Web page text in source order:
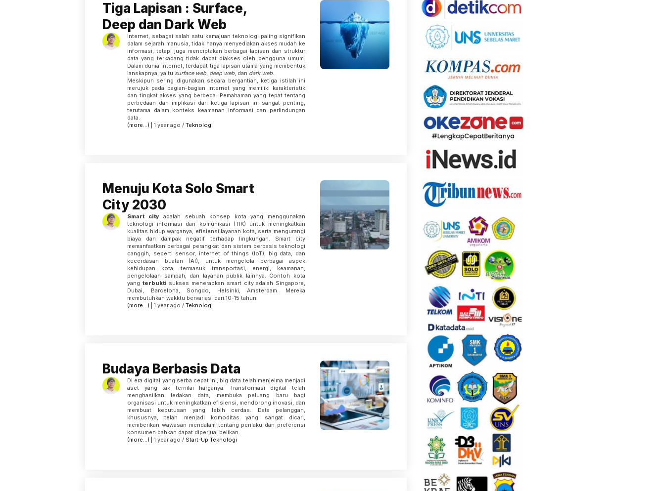
Tiga Lapisan : Surface,
Deep dan Dark Web
Internet, sebagai salah satu kemajuan teknologi paling signifikan
dalam sejarah manusia, tidak hanya menyediakan akses mudah ke
informasi, tetapi juga menciptakan berbagai lapisan dan struktur
data yang terkadang tidak dapat diakses oleh pengguna umum.
Dalam dunia internet, terdapat tiga lapisan utama yang membentuk
lanskapnya, yaitu surface web, deep web, dan dark web.
Meskipun sering digunakan secara bergantian, ketiga istilah ini
merujuk pada bagian-bagian internet yang memiliki karakteristik
dan tingkat akses yang berbeda. Pemahaman yang tepat tentang
perbedaan dan implikasi dari ketiga lapisan ini sangat penting,
terutama dalam konteks keamanan informasi dan perlindungan
data.
(more…) | 1 year ago / Teknologi
Menuju Kota Solo Smart
City 2030
Smart city adalah sebuah konsep kota yang menggunakan
teknologi informasi dan komunikasi (TIK) untuk meningkatkan
kualitas hidup warganya, efisiensi layanan kota, serta mengurangi
biaya dan dampak negatif terhadap lingkungan. Smart city
memanfaatkan berbagai perangkat dan sistem berbasis teknologi
canggih, seperti sensor, internet of things (IoT), big data, dan
kecerdasan buatan (AI), untuk mengelola berbagai aspek
kehidupan kota, termasuk transportasi, energi, keamanan,
pengelolaan sampah, dan layanan publik lainnya. Contoh kota
yang terbukti sukses menerapkan smart city adalah Singapore,
Dubai, Barcelona, Songdo, Helsinki, Amsterdam. Mereka
membutuhkan wakktu bervariasi dari 10-15 tahun.
(more…) | 1 year ago / Teknologi
Budaya Berbasis Data
Di era digital yang serba cepat ini, big data telah menjelma menjadi
aset yang tak ternilai harganya. Transformasi digital telah
menghasilkan ledakan data, membuka peluang baru bagi
organisasi untuk meningkatkan efisiensi, mendorong inovasi, dan
membuat keputusan yang lebih cerdas. Data pelanggan,
khususnya, telah menjadi komoditas yang sangat dicari,
memberikan wawasan mendalam tentang perilaku dan preferensi
konsumen bahkan dapat diperjual belikan.
(more…) | 1 year ago / Start-Up Teknologi